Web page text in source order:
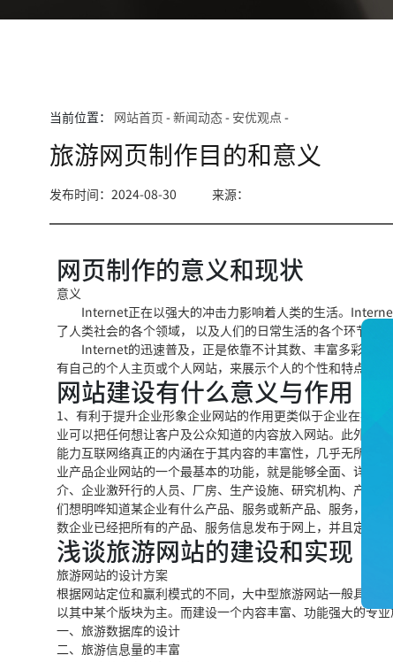
当前位置： 网站首页 -新闻动态- 安优观点 -
旅游网页制作目的和意义
发布时间：2024-08-30 来源：
网页制作的意义和现状
意义
Internet正在以强大的冲击力影响着人类的生活。Inter
了人类社会的各个领域， 以及人们的日常生活的各个环节。
Internet的迅速普及，正是依靠不计其数、丰富多彩的网
有自己的个人主页或个人网站，来展示个人的个性和特点。
网站建设有什么意义与作用
1、有利于提升企业形象企业网站的作用更类似于企业在报
业可以把任何想让客户及公众知道的内容放入网站。此外，
能力互联网络真正的内涵在于其内容的丰富性，几乎无所不
业产品企业网站的一个最基本的功能，就是能够全面、详细
介、企业激歼行的人员、厂房、生产设施、研究机构、产品
们想明哗知道某企业有什么产品、服务或新产品、服务，甚
数企业已经把所有的产品、服务信息发布于网上，并且定期在
浅谈旅游网站的建设和实现
旅游网站的设计方案
根据网站定位和赢利模式的不同，大中型旅游网站一般具有旅
以其中某个版块为主。而建设一个内容丰富、功能强大的专
一、旅游数据库的设计
二、旅游信息量的丰富